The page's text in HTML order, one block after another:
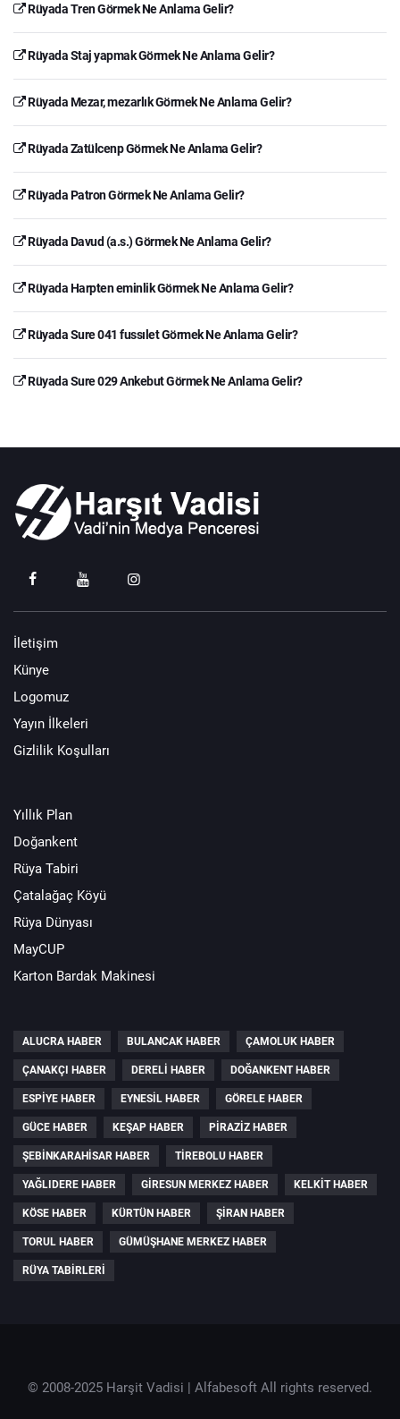
Rüyada Tren Görmek Ne Anlama Gelir?
Rüyada Staj yapmak Görmek Ne Anlama Gelir?
Rüyada Mezar, mezarlık Görmek Ne Anlama Gelir?
Rüyada Zatülcenp Görmek Ne Anlama Gelir?
Rüyada Patron Görmek Ne Anlama Gelir?
Rüyada Davud (a.s.) Görmek Ne Anlama Gelir?
Rüyada Harpten eminlik Görmek Ne Anlama Gelir?
Rüyada Sure 041 fussılet Görmek Ne Anlama Gelir?
Rüyada Sure 029 Ankebut Görmek Ne Anlama Gelir?
İletişim
Künye
Logomuz
Yayın İlkeleri
Gizlilik Koşulları
Yıllık Plan
Doğankent
Rüya Tabiri
Çatalağaç Köyü
Rüya Dünyası
MayCUP
Karton Bardak Makinesi
ALUCRA HABER BULANCAK HABER ÇAMOLUK HABER
ÇANAKÇI HABER DERELI HABER DOĞANKENT HABER
ESPIYE HABER EYNESIL HABER GÖRELE HABER
GÜCE HABER KEŞAP HABER PIRAZIZ HABER
ŞEBINKARAHISAR HABER TIREBOLU HABER
YAĞLIDERE HABER GIRESUN MERKEZ HABER KELKIT HABER
KÖSE HABER KÜRTÜN HABER ŞIRAN HABER
TORUL HABER GÜMÜŞHANE MERKEZ HABER
RÜYA TABIRLERI
© 2008-2025 Harşit Vadisi | Alfabesoft All rights reserved.